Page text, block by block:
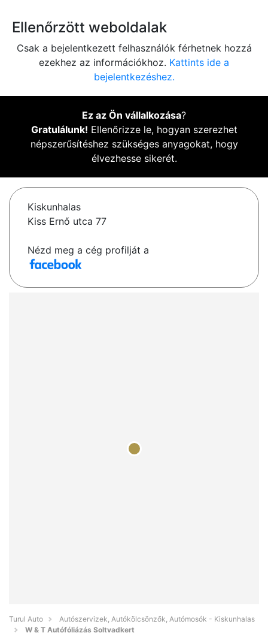
Ellenőrzött weboldalak
Csak a bejelentkezett felhasználók férhetnek hozzá
ezekhez az információkhoz. Kattints ide a
bejelentkezéshez.
Ez az Ön vállalkozása?
Gratulálunk! Ellenőrizze le, hogyan szerezhet
népszerűsítéshez szükséges anyagokat, hogy
élvezhesse sikerét.
Kiskunhalas
Kiss Ernő utca 77
Nézd meg a cég profilját a
Turul Auto
Autószervizek, Autókölcsönzők, Autómosók - Kiskunhalas
W & T Autófóliázás Soltvadkert